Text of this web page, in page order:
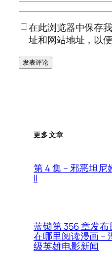
在此浏览器中保存
址和网站地址，以
更多文章
第 4 集 – 邪恶坦尼
II
蓝锁第 356 章发
在哪里阅读漫画 –
级英雄电影新闻